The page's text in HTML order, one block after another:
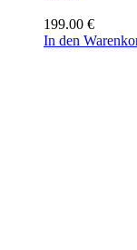
199.00 €
In den